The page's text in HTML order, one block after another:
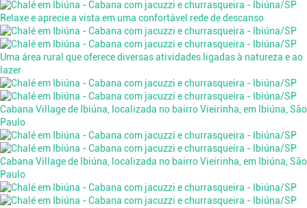
Relaxe e aprecie a vista em uma confortável rede de descanso
Uma área rural que oferece diversas atividades ligadas à natureza e ao
lazer
Cabana Village de Ibiúna, localizada no bairro Vieirinha, em Ibiúna, São
Paulo
Cabana Village de Ibiúna, localizada no bairro Vieirinha, em Ibiúna, São
Paulo